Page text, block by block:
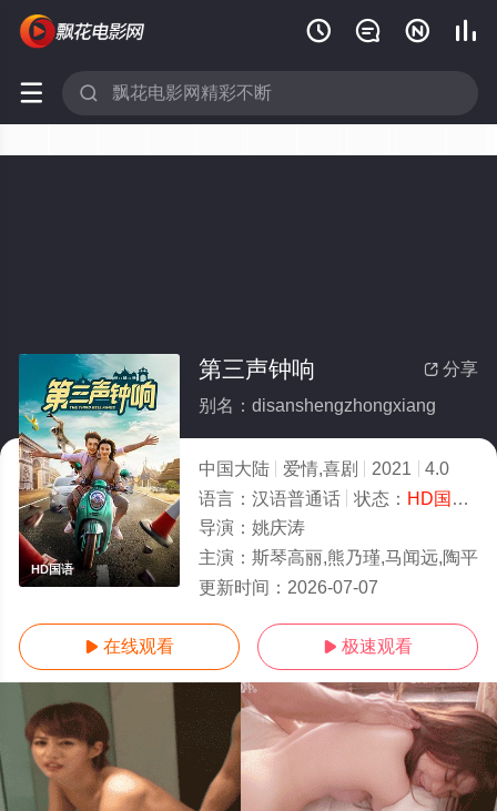
   
 
HD国语
 分享
第三声钟响
别名：disanshengzhongxiang
中国大陆 爱情,喜剧 2021
4.0
语言： 汉语普通话 状态： HD国语/高清
导演： 姚庆涛
主演： 斯琴高丽,熊乃瑾,马闻远,陶平
更新时间： 2026-07-07
 在线观看  极速观看